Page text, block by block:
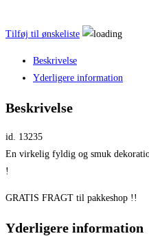
Tilføj til ønskeliste
Beskrivelse
Yderligere information
Beskrivelse
id. 13235
En virkelig fyldig og smuk
!
GRATIS FRAGT til pakkeshop !!
Yderligere information